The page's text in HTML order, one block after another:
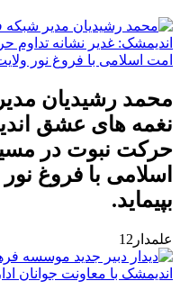
محمد رشیدیان
نغمه های عشق
حرکت نبوت در
اسلامی با فروغ
بپیماید.
علمدار12